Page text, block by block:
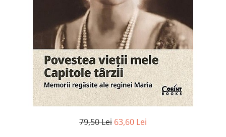
Istorie/Critica
Jurnale/Memorii
Manuale scolare/Cursuri79,50 Lei 63,60 Lei